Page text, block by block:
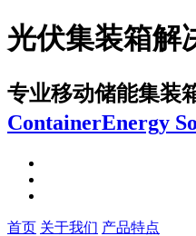
光伏集装箱解
专业移动储能集装
ContainerEnergy
首页 关于我们 产品特点